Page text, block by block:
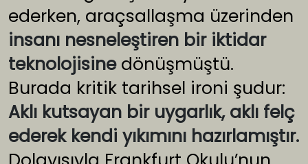
ederken, araçsallaşma üzerinden
insanı nesneleştiren bir iktidar
teknolojisinedönüşmüştü.
Burada kritik tarihsel ironi şudur:
Aklı kutsayan bir uygarlık, aklı felç
ederek kendi yıkımını hazırlamıştır.